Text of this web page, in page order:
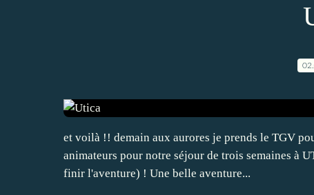
et voilà !! demain aux aurores je prends le TGV
animateurs pour notre séjour de trois semaines à
finir l'aventure) ! Une belle aventure...